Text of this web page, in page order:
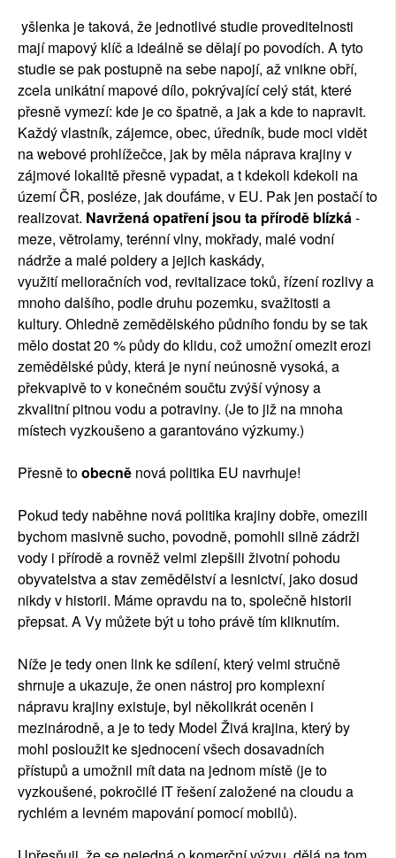
yšlenka je taková, že jednotlivé studie proveditelnosti
mají mapový klíč a ideálně se dělají po povodích. A tyto
studie se pak postupně na sebe napojí, až vnikne obří,
zcela unikátní mapové dílo, pokrývající celý stát, které
přesně vymezí: kde je co špatně, a jak a kde to napravit.
Každý vlastník, zájemce, obec, úředník, bude moci vidět
na webové prohlížečce, jak by měla náprava krajiny v
zájmové lokalitě přesně vypadat, a t kdekoli kdekoli na
území ČR, posléze, jak doufáme, v EU. Pak jen postačí to
realizovat. Navržená opatření jsou ta přírodě blízká-
meze, větrolamy, terénní vlny, mokřady, malé vodní
nádrže a malé poldery a jejich kaskády,
využití melioračních vod, revitalizace toků, řízení rozlivy a
mnoho dalšího, podle druhu pozemku, svažitosti a
kultury. Ohledně zemědělského půdního fondu by se tak
mělo dostat 20 % půdy do klidu, což umožní omezit erozi
zemědělské půdy, která je nyní neúnosně vysoká, a
překvapivě to v konečném součtu zvýší výnosy a
zkvalitní pitnou vodu a potraviny. (Je to již na mnoha
místech vyzkoušeno a garantováno výzkumy.)
Přesně toobecně nová politika EU navrhuje!
Pokud tedy naběhne nová politika krajiny dobře, omezili
bychom masivně sucho, povodně, pomohli silně zádrži
vody i přírodě a rovněž velmi zlepšili životní pohodu
obyvatelstva a stav zemědělství a lesnictví, jako dosud
nikdy v historii. Máme opravdu na to, společně historii
přepsat. A Vy můžete být u toho právě tím kliknutím.
Níže je tedy onen link ke sdílení, který velmi stručně
shrnuje a ukazuje, že onen nástroj pro komplexní
nápravu krajiny existuje, byl několikrát oceněn i
mezinárodně, a je to tedy Model Živá krajina, který by
mohl posloužit ke sjednocení všech dosavadních
přístupů a umožnil mít data na jednom místě (je to
vyzkoušené, pokročilé IT řešení založené na cloudu a
rychlém a levném mapování pomocí mobilů).